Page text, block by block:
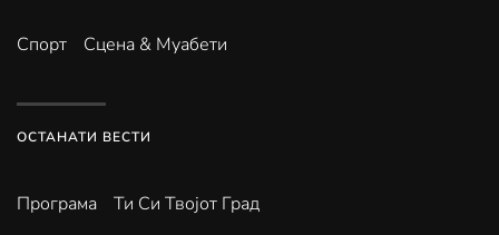
Спорт Сцена & Муабети
ОСТАНАТИ ВЕСТИ
Програма Ти Си Твојот Град